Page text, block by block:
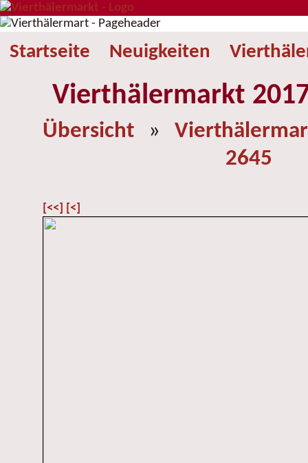
Startseite Neuigkeiten
Vierthälermarkt
Übersicht »
2645
[<<] [<]